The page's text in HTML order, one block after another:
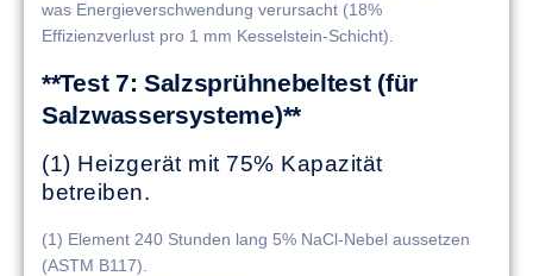
was Energieverschwendung verursacht (18%
Effizienzverlust pro 1 mm Kesselstein-Schicht).
**Test 7: Salzsprühnebeltest (für
Salzwassersysteme)**
(1) Heizgerät mit 75% Kapazität
betreiben.
(1) Element 240 Stunden lang 5% NaCl-Nebel aussetzen
(ASTM B117).